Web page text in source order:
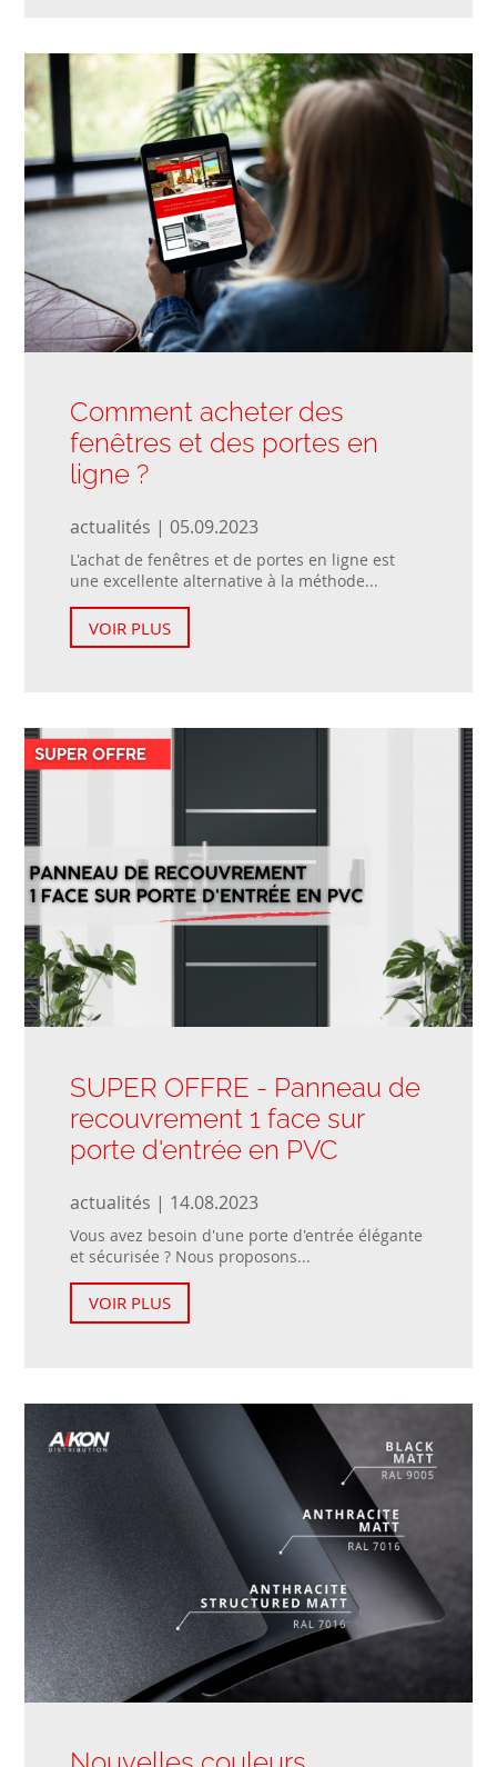
Comment acheter des
fenêtres et des portes en
ligne ?
actualités | 05.09.2023
L'achat de fenêtres et de portes en ligne est
une excellente alternative à la méthode...
VOIR PLUS
SUPER OFFRE - Panneau de
recouvrement 1 face sur
porte d'entrée en PVC
actualités | 14.08.2023
Vous avez besoin d'une porte d'entrée élégante
et sécurisée ? Nous proposons...
VOIR PLUS